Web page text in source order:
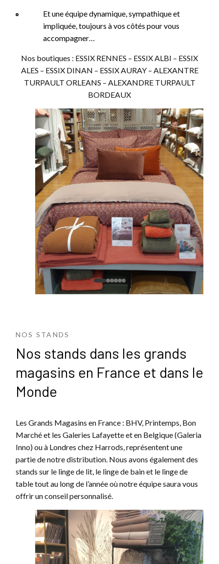
Et une équipe dynamique, sympathique et
impliquée, toujours à vos côtés pour vous
accompagner…
Nos boutiques : ESSIX RENNES – ESSIX ALBI – ESSIX
ALES – ESSIX DINAN – ESSIX AURAY – ALEXANTRE
TURPAULT ORLEANS – ALEXANDRE TURPAULT
BORDEAUX
NOS STANDS
Nos stands dans les grands
magasins en France et dans le
Monde
Les Grands Magasins en France : BHV, Printemps, Bon
Marché et les Galeries Lafayette et en Belgique (Galeria
Inno) ou à Londres chez Harrods, représentent une
partie de notre distribution. Nous avons également des
stands sur le linge de lit, le linge de bain et le linge de
table tout au long de l’année où notre équipe saura vous
offrir un conseil personnalisé.